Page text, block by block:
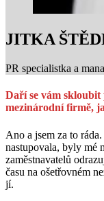
JITKA
PR specialistka a
Daří se vám skloubit
mezinárodní firmě,
Ano a jsem za to
nastupovala, byly mé
zaměstnavatelů
času na ošetřovném
jí.